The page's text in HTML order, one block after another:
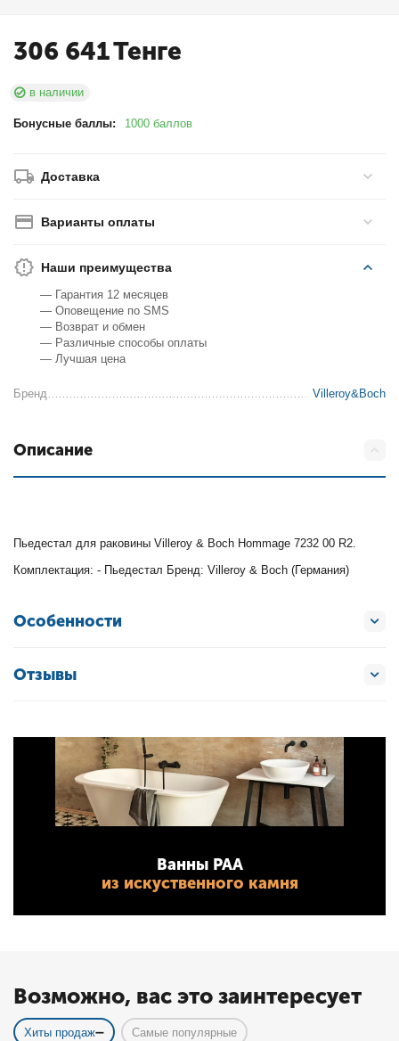
306 641Тенге
в наличии
Бонусные баллы: 1000 баллов
Доставка
Варианты оплаты
Наши преимущества
— Гарантия 12 месяцев
— Оповещение по SMS
— Возврат и обмен
— Различные способы оплаты
— Лучшая цена
Бренд Villeroy&Boch
Описание
Пьедестал для раковины Villeroy & Boch Hommage 7232 00 R2.
Комплектация: - Пьедестал Бренд: Villeroy & Boch (Германия)
Особенности
Отзывы
Ванны PAA
из искуственного камня
Возможно, вас это заинтересует
Хиты продаж Самые популярные